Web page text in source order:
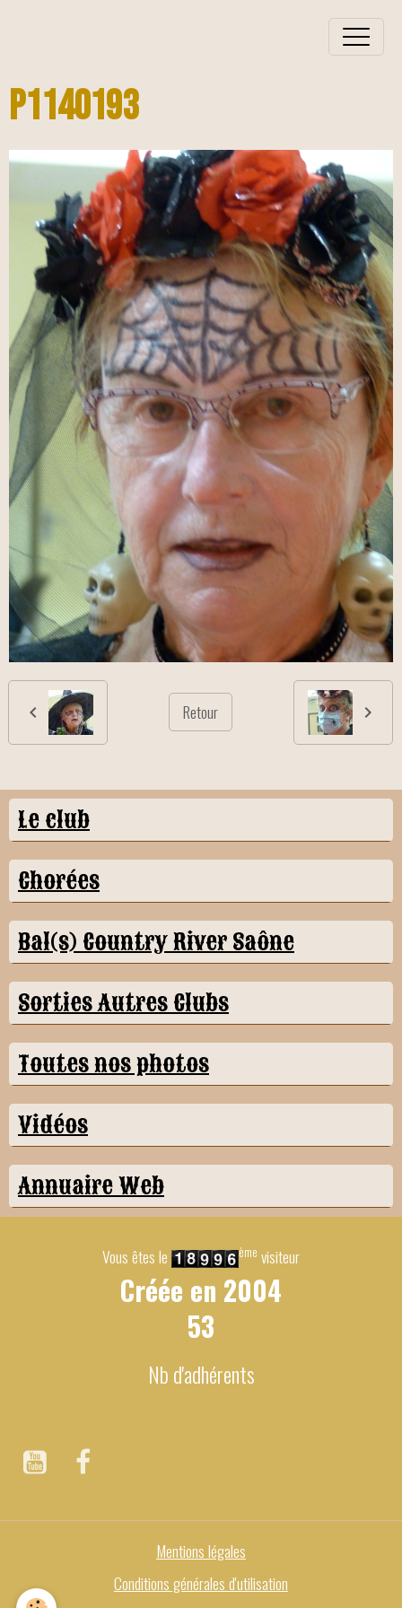
P1140193
Retour
Le club
Chorées
Bal(s) Country River Saône
Sorties Autres Clubs
Toutes nos photos
Vidéos
Annuaire Web
Vous êtes le ème visiteur
Créée en 2004
53
Nb d'adhérents
Mentions légales
Conditions générales d'utilisation